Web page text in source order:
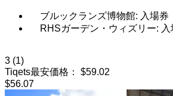
ブルックランズ博物館: 入場券
RHSガーデン・ウィズリー: 入
3 (1)
Tiqets最安価格：
$59.02
$56.07